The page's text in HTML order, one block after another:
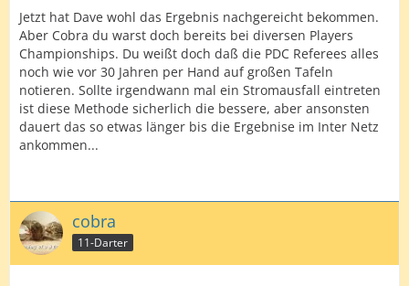
Jetzt hat Dave wohl das Ergebnis nachgereicht bekommen.
Aber Cobra du warst doch bereits bei diversen Players
Championships. Du weißt doch daß die PDC Referees alles
noch wie vor 30 Jahren per Hand auf großen Tafeln
notieren. Sollte irgendwann mal ein Stromausfall eintreten
ist diese Methode sicherlich die bessere, aber ansonsten
dauert das so etwas länger bis die Ergebnise im Inter Netz
ankommen...
cobra
11-Darter